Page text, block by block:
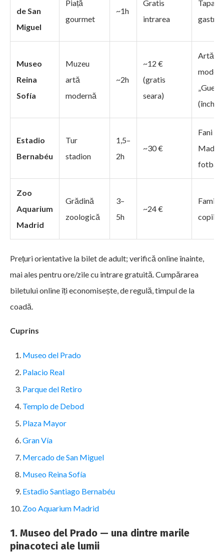
de San
Miguel
Piață
gourmet
~1h
Gratis
intrarea
Tapas
Museo
Reina
Sofía
Muzeu
artă
modernă
~2h
~12 €
(gratis
seara)
Artă
(închis
Estadio
Bernabéu
Tur
stadion
1,5–
2h
~30 €
Fani
fotbal
Zoo
Aquarium
Madrid
Grădină
zoologică
3–
5h
~24 €
Familii
copii
Prețuri orientative la bilet de adult; verifică online înainte,
mai ales pentru ore/zile cu intrare gratuită. Cumpărarea
biletului online îți economisește, de regulă, timpul de la
coadă.
Cuprins
Museo del Prado
Palacio Real
Parque del Retiro
Templo de Debod
Plaza Mayor
Gran Vía
Mercado de San Miguel
Museo Reina Sofía
Estadio Santiago Bernabéu
Zoo Aquarium Madrid
1. Museo del Prado — una dintre marile
pinacoteci ale lumii